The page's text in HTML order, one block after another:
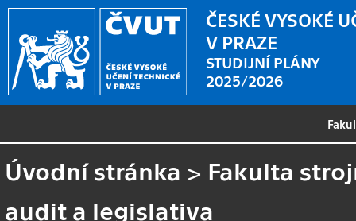
ČESKÉ VYSOKÉ
V PRAZE
STUDIJNÍ PLÁNY
2025/2026
Úvodní stránka > Fakulta
audit a legislativa